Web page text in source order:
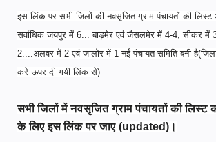
इस लिंक पर सभी जिलों की नवसृजित ग्राम पंचायतों की
सर्वाधिक जयपुर में 6... बाड़मेर एवं जैसलमेर में 4-4, सीकर में
2....अलवर में 2 एवं जालोर में 1 नई पंचायत समिति बनी
करे ऊपर दी गयी लिंक से)
सभी जिलों में नवसृजित ग्राम पंचायतों की लिस्ट
के लिए इस लिंक पर जाए (updated)।